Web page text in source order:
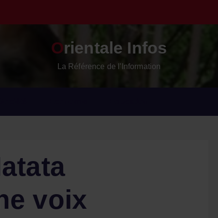
Orientale Infos
La Référence de l'Information
voix